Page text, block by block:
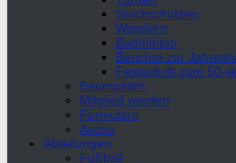
Stockschützen
Wandern
Badminton
Berichte zur
Festschrift zum 50-
Baumpaten
Mitglied werden
Formulare
Archiv
Abteilungen
Fußball